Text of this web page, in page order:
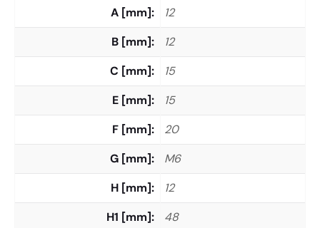
A [mm]
12
B [mm]
12
C [mm]
15
E [mm]
15
F [mm]
20
G [mm]
M6
H [mm]
12
H1 [mm]
48